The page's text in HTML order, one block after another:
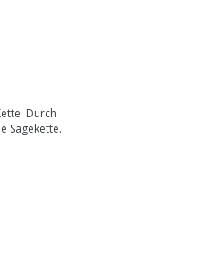
Durch
Sägekette.